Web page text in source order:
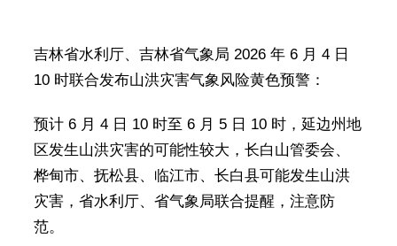
吉林省水利厅、吉林省气象局 2026 年 6 月 4 日
10 时联合发布山洪灾害气象风险黄色预警：
预计 6 月 4 日 10 时至 6 月 5 日 10 时，延边州地
区发生山洪灾害的可能性较大，长白山管委会、
桦甸市、抚松县、临江市、长白县可能发生山洪
灾害，省水利厅、省气象局联合提醒，注意防
范。